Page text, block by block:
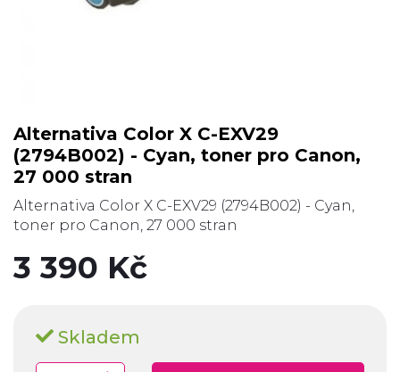
Alternativa Color X C-EXV29
(2794B002) - Cyan, toner pro Canon,
27 000 stran
Alternativa Color X C-EXV29 (2794B002) - Cyan,
toner pro Canon, 27 000 stran
3 390 Kč
Skladem